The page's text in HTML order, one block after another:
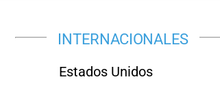
INTERNACIONALES
Estados Unidos